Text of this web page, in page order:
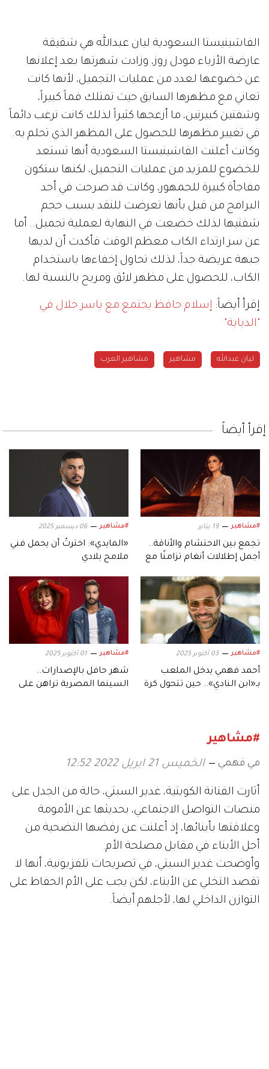
الفاشينيستا السعودية ليان عبدالله هي شقيقة
عارضة الأزياء مودل روز، وزادت شهرتها بعد إعلانها
عن خضوعها لعدد من عمليات التجميل، لأنها كانت
تعاني مع مظهرها السابق حيث تمتلك فماً كبيراً،
وشفتين كبيرتين، ما أزعجها كثيراً لذلك كانت ترغب دائماً
في تغيير مظهرها للحصول على المظهر الذي تحلم به.
وكانت أعلنت الفاشينيستا السعودية أنها تستعد
للخضوع للمزيد من عمليات التجميل، لكنها ستكون
مفاجأة كبيرة للجمهور، وكانت قد صرحت في أحد
البرامج من قبل بأنها تعرضت للنقد بسبب حجم
شفتيها لذلك خضعت في النهاية لعملية تجميل.. أما
عن سر ارتداء الكاب معظم الوقت فأكدت أن لديها
جبهة عريضة جداً، لذلك تحاول إخفاءها باستخدام
الكاب، للحصول على مظهر لائق ومريح بالنسبة لها.
إقرأ أيضاً: إسلام حافظ يجتمع مع ياسر جلال في
"الدبابة"
ليان عبدالله مشاهير مشاهير العرب
إقرأ أيضاً
#مشاهير 19 يناير
تجمع بين الاحتشام والأناقة..
أجمل إطلالات أنغام تزامنًا مع
#مشاهير 06 ديسمبر 2025
«المايدي»: اخترتُ أن يحمل فني
ملامح بلادي
#مشاهير 03 أكتوبر 2025
أحمد فهمي يدخل الملعب
بـ«ابن النادي».. حين تتحول كرة
#مشاهير 01 أكتوبر 2025
شهر حافل بالإصدارات..
السينما المصرية تراهن على
#مشاهير
مي فهمي الخميس 21 ابريل 2022 12:52
أثارت الفنانة الكويتية، غدير السبتي، حالة من الجدل على
منصات التواصل الاجتماعي، بحديثها عن الأمومة
وعلاقتها بأبنائها، إذ أعلنت عن رفضها التضحية من
أجل الأبناء في مقابل مصلحة الأم.
وأوضحت غدير السبتي، في تصريحات تلفزيونية، أنها لا
تقصد التخلي عن الأبناء، لكن يجب على الأم الحفاظ على
التوازن الداخلي لها، لأجلهم أيضاً.